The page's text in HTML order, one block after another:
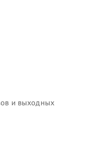
и выходных